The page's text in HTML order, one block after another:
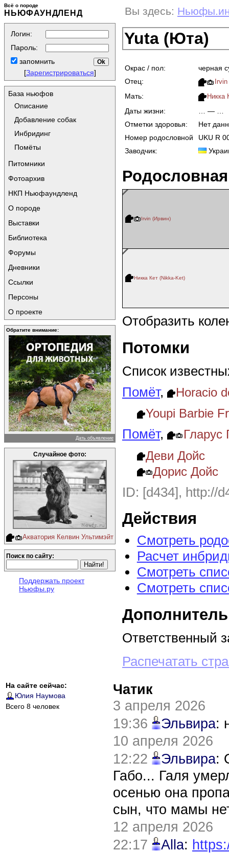
Всё о породе
НЬЮФАУНДЛЕНД
Логин:
Пароль:
запомнить
[Зарегистрироваться]
База ньюфов
Описание
Добавление собак
Инбридинг
Помёты
Питомники
Фотоархив
НКП Ньюфаундленд
О породе
Выставки
Библиотека
Форумы
Дневники
Ссылки
Персоны
О проекте
Обратите внимание:
Дать объявление
Случайное фото:
Акватория Келвин Ультимэйт
Поиск по сайту:
Поддержать проект
Ньюфы.ру
Вы здесь:
Yuta (Юта)
Окрас / пол:
черная
Отец:
Мать: Никка
Даты жизни:
… — …
Отметки здоровья:
Нет
Номер родословной
UKU R
Заводчик:
Родословная
Irvin (Ирвин)
Никка Кет (Nikka-Ket)
Отобразить
Потомки
Список
Помёт,
Horacio
Youpi Barbie
Помёт,
Гларус
Деви Дойс
Дорис Дойс
ID: [d434], http://
Действия
Смотреть
Расчет
Смотреть
Смотреть
Ответственный
Распечатать
На сайте сейчас:
Юлия Наумова
Всего 8 человек
Чатик
3 апреля 2026
19:36
Эльвира:
10 апреля 2026
12:22
Эльвира:
Габо... Галя
осенью она
сын, что мамы
12 апреля 2026
22:17
Alla: